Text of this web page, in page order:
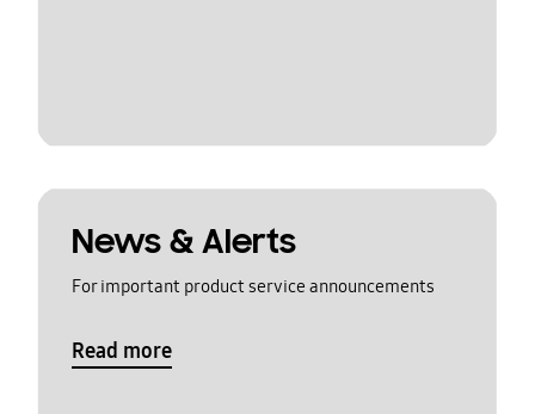
News & Alerts
For important product service announcements
Read more